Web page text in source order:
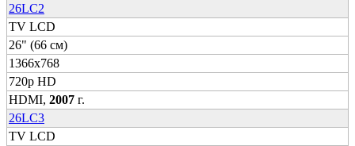
26LC2
TV LCD
26" (66 см)
1366x768
720p HD
HDMI, 2007 г.
26LC3
TV LCD